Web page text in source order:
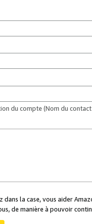
du compte (Nom du
dans la case, vous aider
de manière à pouvoir